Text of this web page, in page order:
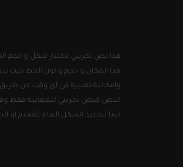
هذا نص تجريبي لاختبار شكل و
هذا المكان و حجم و لون الخط حيث
وامكانية تغييرة في اي وقت عن طريق
النص كنص تجريبي للمعاينة فقط
انما لتحديد الشكل العام للقسم او